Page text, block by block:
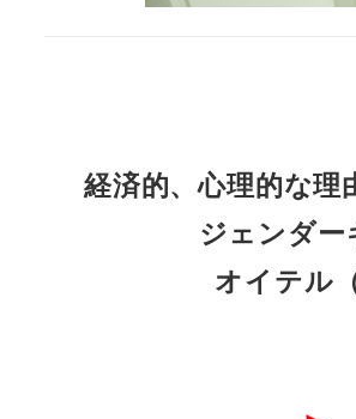
経済的、心理的な理
ジェンダー
オイテル